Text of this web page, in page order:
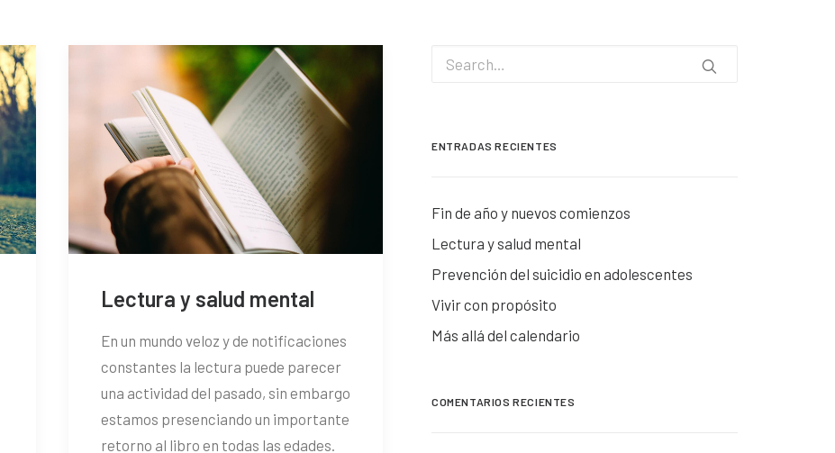
Lectura y salud mental
En un mundo veloz y de notificaciones
constantes la lectura puede parecer
una actividad del pasado, sin embargo
estamos presenciando un importante
retorno al libro en todas las edades.
ENTRADAS RECIENTES
Fin de año y nuevos comienzos
Lectura y salud mental
Prevención del suicidio en adolescentes
Vivir con propósito
Más allá del calendario
COMENTARIOS RECIENTES